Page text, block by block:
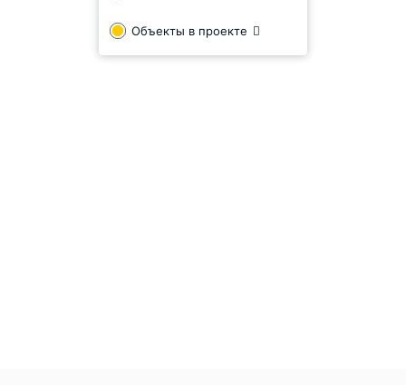
Пилотным проектом, где IMD Group выполняла функции
застройщика, является жилой комплекс малой
Объекты в проекте